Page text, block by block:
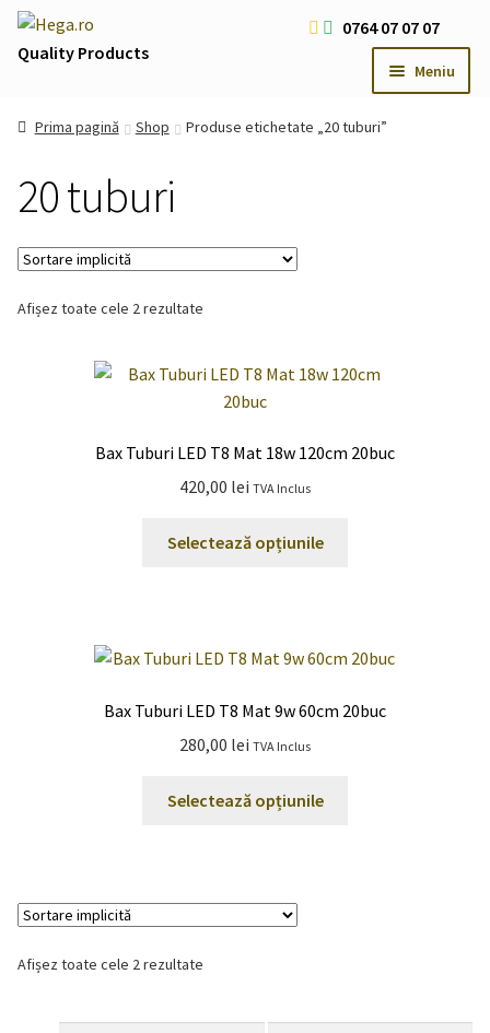
Sari
la
Sari
la
Quality Products
0764 07 07 07
Meniu
Contact
Usi
Iluminat LED
Prima pagină Shop Produse etichetate „20 tuburi”
20 tuburi
Afișez toate cele 2 rezultate
Bax Tuburi LED T8 Mat 18w 120cm 20buc
420,00 lei TVA Inclus
Selectează opțiunile
variații.
pot
Bax Tuburi LED T8 Mat 9w 60cm 20buc
280,00 lei TVA Inclus
Selectează opțiunile
Afișez toate cele 2 rezultate